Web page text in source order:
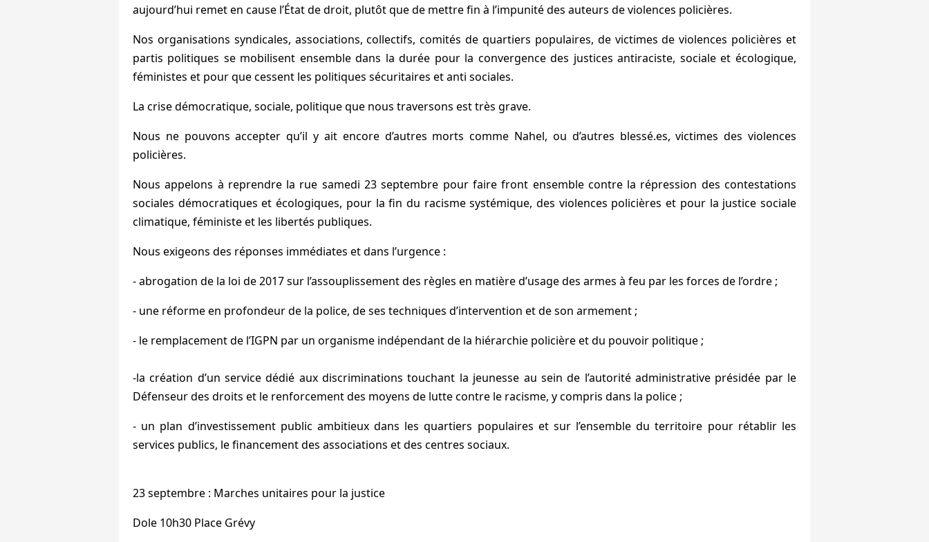
aujourd’hui remet en cause l’État de droit, plutôt que de mettre fin à l’impunité des auteurs de violences policières.
Nos organisations syndicales, associations, collectifs, comités de quartiers populaires, de victimes de violences policières et
partis politiques se mobilisent ensemble dans la durée pour la convergence des justices antiraciste, sociale et écologique,
féministes et pour que cessent les politiques sécuritaires et anti sociales.
La crise démocratique, sociale, politique que nous traversons est très grave.
Nous ne pouvons accepter qu’il y ait encore d’autres morts comme Nahel, ou d’autres blessé.es, victimes des violences
policières.
Nous appelons à reprendre la rue samedi 23 septembre pour faire front ensemble contre la répression des contestations
sociales démocratiques et écologiques, pour la fin du racisme systémique, des violences policières et pour la justice sociale
climatique, féministe et les libertés publiques.
Nous exigeons des réponses immédiates et dans l’urgence :
- abrogation de la loi de 2017 sur l’assouplissement des règles en matière d’usage des armes à feu par les forces de l’ordre ;
- une réforme en profondeur de la police, de ses techniques d’intervention et de son armement ;
- le remplacement de l’IGPN par un organisme indépendant de la hiérarchie policière et du pouvoir politique ;
-la création d’un service dédié aux discriminations touchant la jeunesse au sein de l’autorité administrative présidée par le
Défenseur des droits et le renforcement des moyens de lutte contre le racisme, y compris dans la police ;
- un plan d’investissement public ambitieux dans les quartiers populaires et sur l’ensemble du territoire pour rétablir les
services publics, le financement des associations et des centres sociaux.
23 septembre : Marches unitaires pour la justice
Dole 10h30 Place Grévy